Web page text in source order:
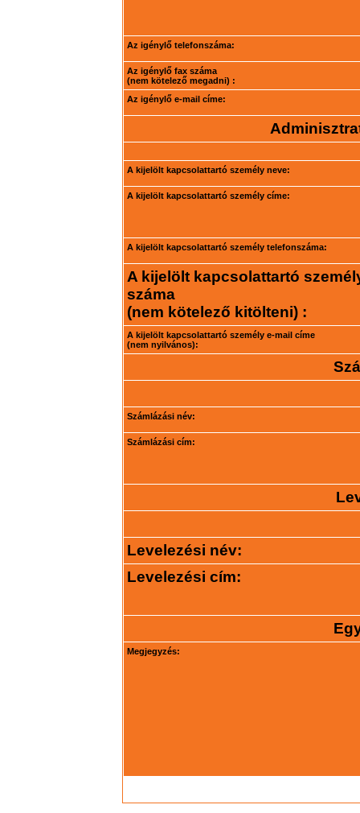
Az igénylő telefonszáma:
Az igénylő fax száma
(nem kötelező megadni) :
Az igénylő e-mail címe:
A kijelölt kapcsolattartó személy neve:
A kijelölt kapcsolattartó személy címe:
A kijelölt kapcsolattartó személy telefonszáma:
A kijelölt kapcsolattartó
száma
(nem kötelező kitölteni) :
A kijelölt kapcsolattartó személy e-mail címe
(nem nyilvános):
Számlázási név:
Számlázási cím:
Levelezési név:
Levelezési cím:
Megjegyzés: